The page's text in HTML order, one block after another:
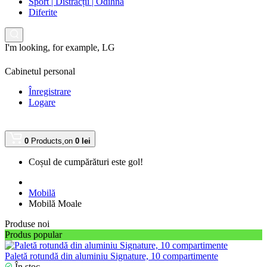
Diferite
I'm looking, for example, LG
Cabinetul personal
Înregistrare
Logare
0 Products,on 0 lei
Coșul de cumpărături este gol!
Mobilă
Mobilă Moale
Produse noi
Produs popular
Paletă rotundă din aluminiu Signature, 10 compartimente